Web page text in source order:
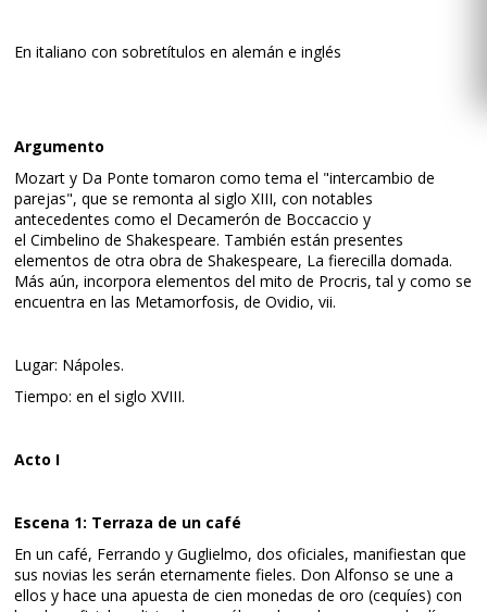
En italiano con sobretítulos en alemán e inglés
Argumento
Mozart y Da Ponte tomaron como tema el "intercambio de
parejas", que se remonta al siglo XIII, con notables
antecedentes como el Decamerón de Boccaccio y
el Cimbelino de Shakespeare. También están presentes
elementos de otra obra de Shakespeare, La fierecilla domada.
Más aún, incorpora elementos del mito de Procris, tal y como se
encuentra en las Metamorfosis, de Ovidio, vii.
Lugar: Nápoles.
Tiempo: en el siglo XVIII.
Acto I
Escena 1: Terraza de un café
En un café, Ferrando y Guglielmo, dos oficiales, manifiestan que
sus novias les serán eternamente fieles. Don Alfonso se une a
ellos y hace una apuesta de cien monedas de oro (cequíes) con